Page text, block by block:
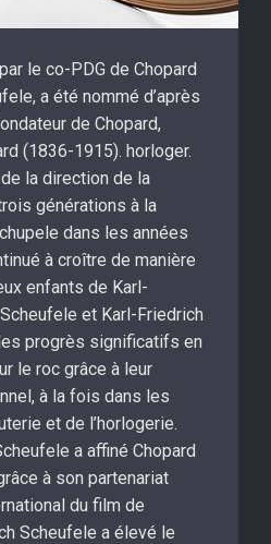
le co-PDG de Chopard
a été nommé d’après
de Chopard,
(1836-1915). horloger.
la direction de la
générations à la
dans les années
à croître de manière
enfants de Karl-
et Karl-Friedrich
progrès significatifs en
le roc grâce à leur
à la fois dans les
et de l’horlogerie.
a affiné Chopard
à son partenariat
du film de
Scheufele a élevé le